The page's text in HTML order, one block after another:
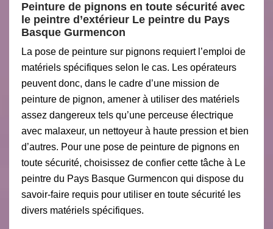
Peinture de pignons en toute sécurité avec
le peintre d’extérieur Le peintre du Pays
Basque Gurmencon
La pose de peinture sur pignons requiert l’emploi de
matériels spécifiques selon le cas. Les opérateurs
peuvent donc, dans le cadre d’une mission de
peinture de pignon, amener à utiliser des matériels
assez dangereux tels qu’une perceuse électrique
avec malaxeur, un nettoyeur à haute pression et bien
d’autres. Pour une pose de peinture de pignons en
toute sécurité, choisissez de confier cette tâche à Le
peintre du Pays Basque Gurmencon qui dispose du
savoir-faire requis pour utiliser en toute sécurité les
divers matériels spécifiques.